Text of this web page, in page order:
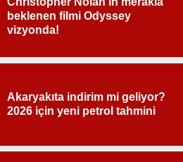
beklenen filmi Odyssey
vizyonda!
Akaryakıta indirim mi geliyor?
2026 için yeni petrol tahmini